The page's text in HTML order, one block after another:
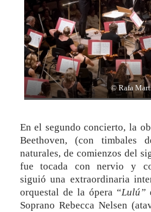
© Rafa
En el segundo concierto, la
Beethoven, (con timbales
naturales, de comienzos del
fue tocada con nervio y
siguió una extraordinaria
orquestal de la ópera “Lulú”
Soprano Rebecca Nelsen